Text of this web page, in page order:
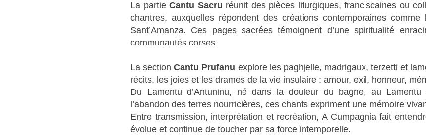
La partieCantu Sacru réunit des pièces liturgiques, franciscaines ou
chantres, auxquelles répondent des créations contemporaines
Sant’Amanza. Ces pages sacrées témoignent d’une spiritualité
communautés corses.
La sectionCantu Prufanu explore les paghjelle, madrigaux, terzetti et
récits, les joies et les drames de la vie insulaire : amour, exil, honneur,
Du Lamentu d’Antuninu, né dans la douleur du bagne, au
l’abandon des terres nourricières, ces chants expriment une mémoire
Entre transmission, interprétation et recréation, A Cumpagnia fait
évolue et continue de toucher par sa force intemporelle.